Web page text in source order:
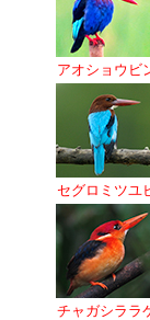
アオショウビ
セグロミツユ
チャガシララ